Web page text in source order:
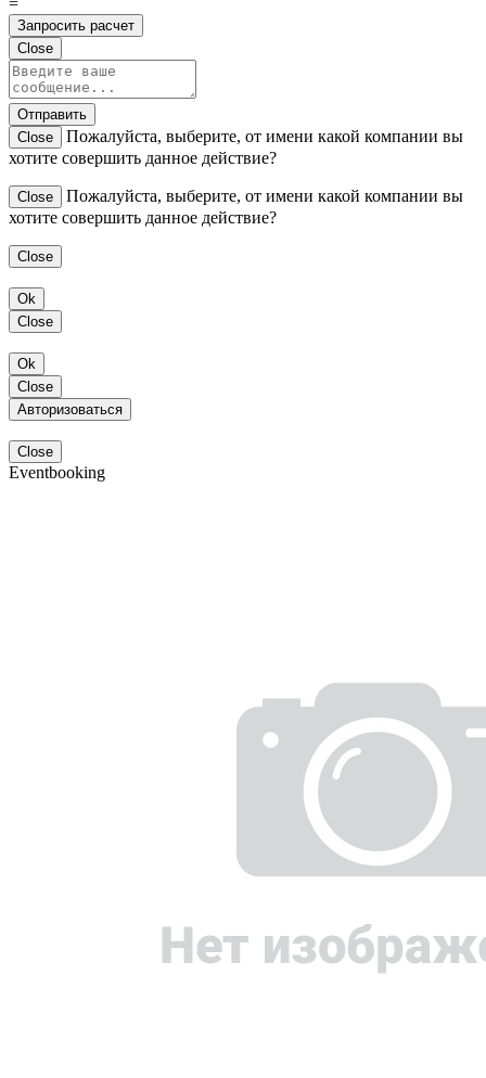
Запросить расчет
Close
Отправить
Close
Пожалуйста, выберите, от имени какой компании вы
хотите совершить данное действие?
Close
Пожалуйста, выберите, от имени какой компании вы
хотите совершить данное действие?
Close
Ok
Close
Ok
Close
Авторизоваться
Close
Eventbooking